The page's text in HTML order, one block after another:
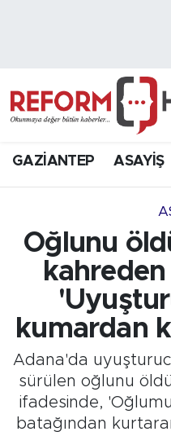
GAZİANTEP ASAYİŞ
Oğlunu
kahreden
kumardan
Adana'da
sürülen oğlunu
ifadesinde,
batağından
Hava Durumu
Süper Lig Puan
Tüm Manşetler
Son Dakika
Haber Arşivi